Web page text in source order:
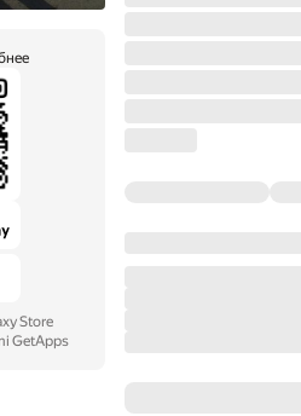
Store
GetApps